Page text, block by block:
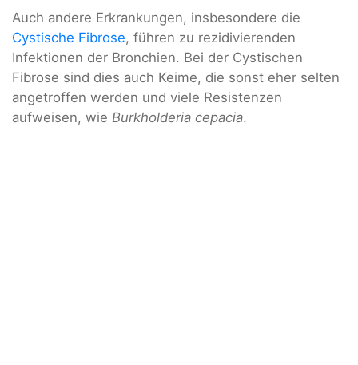
Auch andere Erkrankungen, insbesondere die
Cystische Fibrose, führen zu rezidivierenden
Infektionen der Bronchien. Bei der Cystischen
Fibrose sind dies auch Keime, die sonst eher selten
angetroffen werden und viele Resistenzen
aufweisen, wie Burkholderia cepacia.